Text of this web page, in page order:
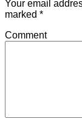
Your email
marked *
Comment